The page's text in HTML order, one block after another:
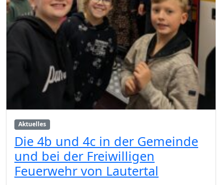
Aktuelles
Die 4b und 4c in der Gemeinde
und bei der Freiwilligen
Feuerwehr von Lautertal